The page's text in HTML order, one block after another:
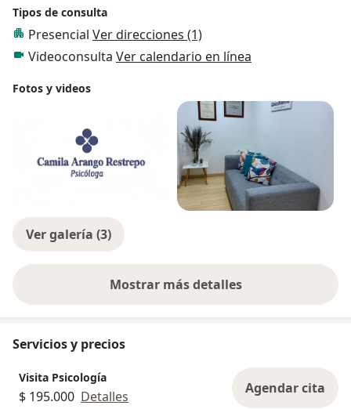
Tipos de consulta
Presencial Ver direcciones (1)
Videoconsulta Ver calendario en línea
Fotos y videos
Ver galería (3)
Mostrar más detalles
sobre la experiencia
Servicios y precios
Visita Psicología
$ 195.000 Detalles Agendar cita